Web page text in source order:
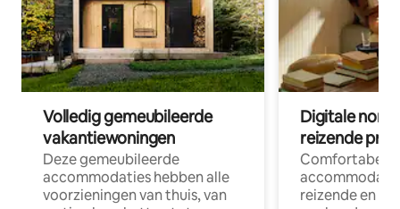
Volledig gemeubileerde
vakantiewoningen
Deze gemeubileerde
accommodaties hebben alle
voorzieningen van thuis, van
Digitale
reizende
Comfortabele
reizende en